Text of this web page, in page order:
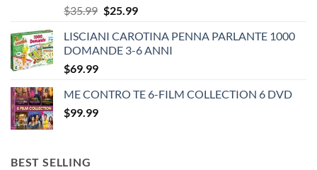
$35.99 Original
was:
$35.99.
$25.99Current
is:
$25.99.
LISCIANI CAROTINA PENNA PARLANTE 1000
DOMANDE 3-6 ANNI
$69.99
ME CONTRO TE 6-FILM COLLECTION 6 DVD
$99.99
BEST SELLING